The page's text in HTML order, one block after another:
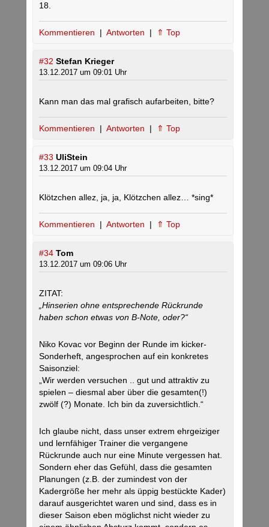
18.
Kommentieren | Antworten | ⇑ Top
#32 Stefan Krieger
13.12.2017 um 09:01 Uhr
Kann man das mal grafisch aufarbeiten, bitte?
Kommentieren | Antworten | ⇑ Top
#33 UliStein
13.12.2017 um 09:04 Uhr
Klötzchen allez, ja, ja, Klötzchen allez… *sing*
Kommentieren | Antworten | ⇑ Top
#34 Tom
13.12.2017 um 09:06 Uhr
ZITAT:
„Hinserien ohne entsprechende Rückrunde
haben schon etwas von B-Note, oder?“
Niko Kovac vor Beginn der Runde im kicker-
Sonderheft, angesprochen auf ein konkretes
Saisonziel:
„Wir werden versuchen .. gut und attraktiv zu
spielen – diesmal aber über die gesamten(!)
zwölf (?) Monate. Ich bin da zuversichtlich.“
Ich glaube nicht, dass unser extrem ehrgeiziger
und lernfähiger Trainer die vergangene
Rückrunde auch nur eine Minute vergessen hat.
Sondern eher das Gefühl, dass die gesamten
Planungen (z.B. der zumindest von der
Kadergröße her mehr als üppig bestückte Kader)
darauf ausgerichtet waren und sind, dass es in
dieser Saison eben möglichst nicht wieder zu